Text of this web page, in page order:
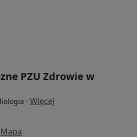
PZU Zdrowie w
· Więcej
Mapa